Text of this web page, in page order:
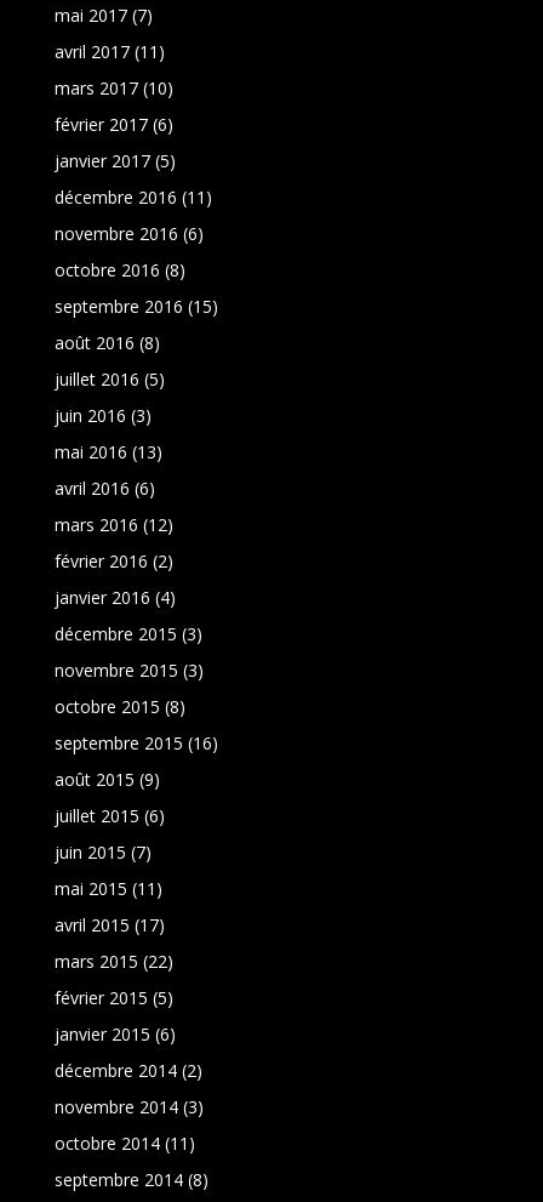
mai 2017(7)
avril 2017(11)
mars 2017(10)
février 2017(6)
janvier 2017(5)
décembre 2016 (11)
novembre 2016 (6)
octobre 2016 (8)
septembre 2016 (15)
août 2016 (8)
juillet 2016 (5)
juin 2016 (3)
mai 2016 (13)
avril 2016 (6)
mars 2016 (12)
février 2016 (2)
janvier 2016 (4)
décembre 2015 (3)
novembre 2015 (3)
octobre 2015 (8)
septembre 2015 (16)
août 2015 (9)
juillet 2015 (6)
juin 2015 (7)
mai 2015 (11)
avril 2015 (17)
mars 2015 (22)
février 2015 (5)
janvier 2015 (6)
décembre 2014(2)
novembre 2014(3)
octobre 2014(11)
septembre 2014(8)